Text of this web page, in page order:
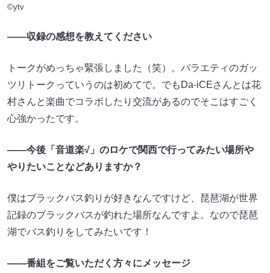
©ytv
――収録の感想を教えてください
トークがめっちゃ緊張しました（笑）。バラエティのガッ
ツリトークっていうのは初めてで。でもDa-iCEさんとは花
村さんと楽曲でコラボしたり交流があるのでそこはすごく
心強かったです。
――今後「音道楽√」のロケで関西で行ってみたい場所や
やりたいことなどありますか？
僕はブラックバス釣りが好きなんですけど、琵琶湖が世界
記録のブラックバスが釣れた場所なんですよ。なので琵琶
湖でバス釣りをしてみたいです！
――番組をご覧いただく方々にメッセージ